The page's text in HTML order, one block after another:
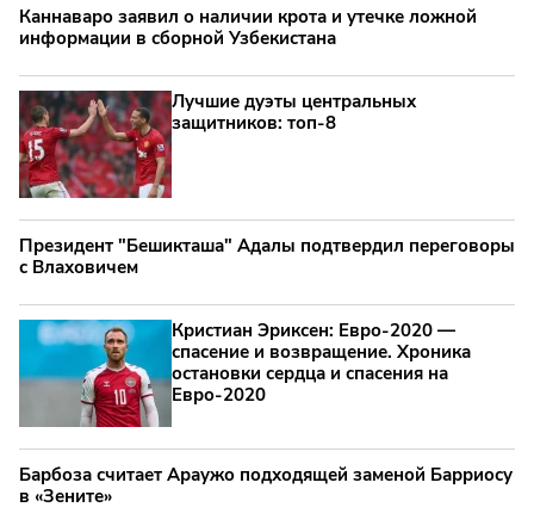
Каннаваро заявил о наличии крота и утечке ложной
информации в сборной Узбекистана
Лучшие дуэты центральных
защитников: топ‑8
Президент "Бешикташа" Адалы подтвердил переговоры
с Влаховичем
Кристиан Эриксен: Евро‑2020 —
спасение и возвращение. Хроника
остановки сердца и спасения на
Евро‑2020
Барбоза считает Араужо подходящей заменой Барриосу
в «Зените»